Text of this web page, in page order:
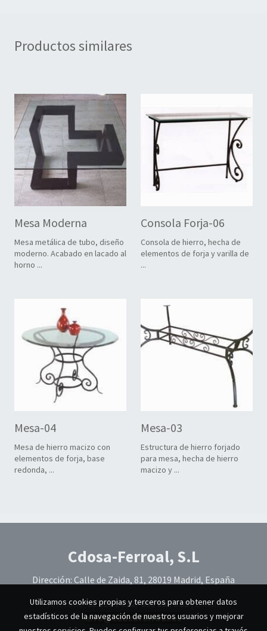
Productos similares
Mesa Moderna
Mesa metálica de tubo, diseño
moderno. Acabado en lacado al
horno ...
Consola Forja-06
Consola de hierro, hecha de
elementos de forja y varilla de
...
Mesa-04
Mesa de hierro macizo con
elementos de forja, base
redonda, ...
Mesa-03
Estructura de hierro forjado
para mesa, hecha de hierro
macizo y ...
Cdosa-Ferroal, S.L
Dirección: Calle de Zaida, 81, 28019 Madrid, España
Teléfono:91 329 14 12/699 89 79 33|Email:
info@cdosaferroal.es
Utilizamos cookies propias y terceros para obtener datos
estadísticos de la navegación de nuestros usuarios y mejorar